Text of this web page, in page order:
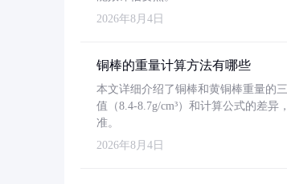
2026年8月4日
铜棒的重量计算方法有哪些
本文详细介绍了铜棒和黄铜棒重量的
值（8.4-8.7g/cm³）和计算公式的差
准。
2026年8月4日